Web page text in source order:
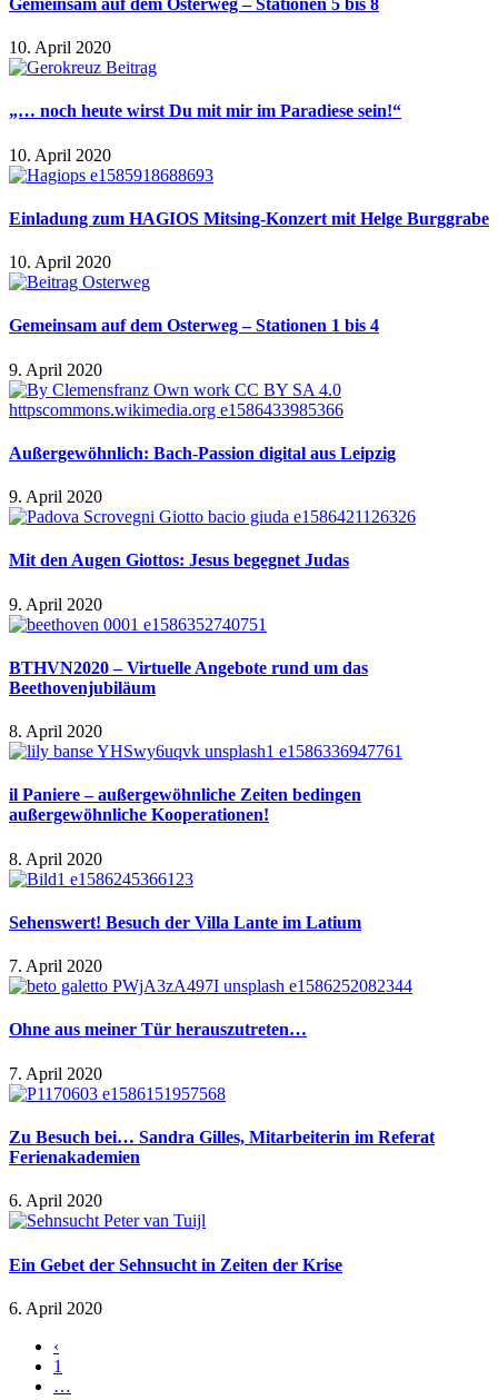
10. April 2020
„… noch heute wirst Du mit mir im Paradiese sein!“
10. April 2020
Einladung zum HAGIOS Mitsing-Konzert mit Helge Burggrabe
10. April 2020
Gemeinsam auf dem Osterweg – Stationen 1 bis 4
9. April 2020
Außergewöhnlich: Bach-Passion digital aus Leipzig
9. April 2020
Mit den Augen Giottos: Jesus begegnet Judas
9. April 2020
BTHVN2020 – Virtuelle Angebote rund um das
Beethovenjubiläum
8. April 2020
il Paniere – außergewöhnliche Zeiten bedingen
außergewöhnliche Kooperationen!
8. April 2020
Sehenswert! Besuch der Villa Lante im Latium
7. April 2020
Ohne aus meiner Tür herauszutreten…
7. April 2020
Zu Besuch bei… Sandra Gilles, Mitarbeiterin im Referat
Ferienakademien
6. April 2020
Ein Gebet der Sehnsucht in Zeiten der Krise
6. April 2020
‹
1
…